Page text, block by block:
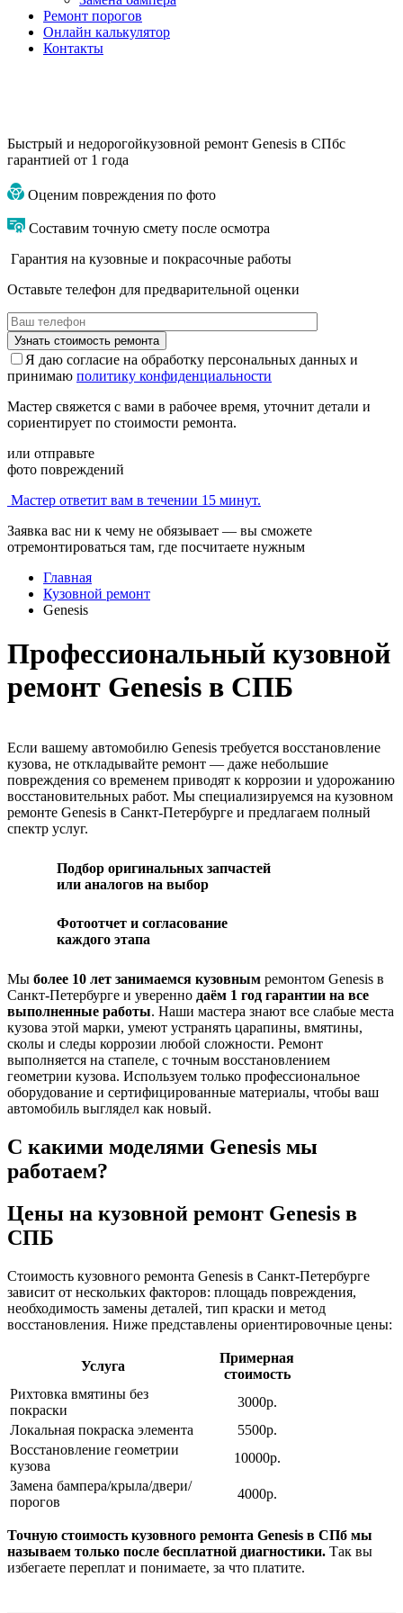
Ремонт порогов
Онлайн калькулятор
Контакты
Быстрый и недорогойкузовной ремонт Genesis в СПбс
гарантией от 1 года
Оценим повреждения по фото
Составим точную смету после осмотра
Гарантия на кузовные и покрасочные работы
Оставьте телефон для предварительной оценки
Я даю согласие на обработку персональных данных и
принимаю политику конфиденциальности
Мастер свяжется с вами в рабочее время, уточнит детали и
сориентирует по стоимости ремонта.
или отправьте
фото повреждений
Мастер ответит вам в течении 15 минут.
Заявка вас ни к чему не обязывает — вы сможете
отремонтироваться там, где посчитаете нужным
Главная
Кузовной ремонт
Genesis
Профессиональный кузовной
ремонт Genesis в СПБ
Если вашему автомобилю Genesis требуется восстановление
кузова, не откладывайте ремонт — даже небольшие
повреждения со временем приводят к коррозии и удорожанию
восстановительных работ. Мы специализируемся на кузовном
ремонте Genesis в Санкт-Петербурге и предлагаем полный
спектр услуг.
Подбор оригинальных запчастей
или аналогов на выбор
Фотоотчет и согласование
каждого этапа
Мы более 10 лет занимаемся кузовным ремонтом Genesis в
Санкт-Петербурге и уверенно даём 1 год гарантии на все
выполненные работы. Наши мастера знают все слабые места
кузова этой марки, умеют устранять царапины, вмятины,
сколы и следы коррозии любой сложности. Ремонт
выполняется на стапеле, с точным восстановлением
геометрии кузова. Используем только профессиональное
оборудование и сертифицированные материалы, чтобы ваш
автомобиль выглядел как новый.
С какими моделями Genesis мы
работаем?
Цены на кузовной ремонт Genesis в
СПБ
Стоимость кузовного ремонта Genesis в Санкт-Петербурге
зависит от нескольких факторов: площадь повреждения,
необходимость замены деталей, тип краски и метод
восстановления. Ниже представлены ориентировочные цены:
Услуга
Примерная
стоимость
Рихтовка вмятины без
покраски
3000р.
Локальная покраска элемента
5500р.
Восстановление геометрии
кузова
10000р.
Замена бампера/крыла/двери/
порогов
4000р.
Точную стоимость кузовного ремонта Genesis в СПб мы
называем только после бесплатной диагностики. Так вы
избегаете переплат и понимаете, за что платите.